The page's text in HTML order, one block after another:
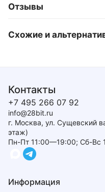
Отзывы
Схожие и
Контакты
+7 495 266 07 92
info@28bit.ru
г. Москва, ул. Сущевский
этаж)
Пн-Пт 11:00—19:00; Сб-Вс
Информация